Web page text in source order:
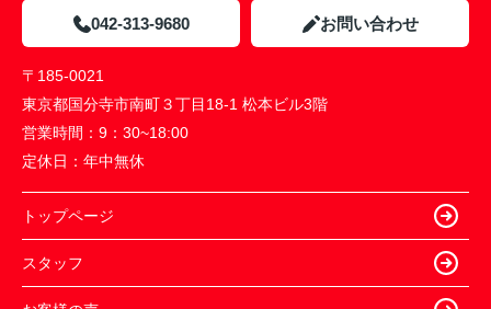
042-313-9680 お問い合わせ
〒185-0021
東京都国分寺市南町３丁目18-1 松本ビル3階
営業時間： 9：30~18:00
定休日： 年中無休
トップページ
スタッフ